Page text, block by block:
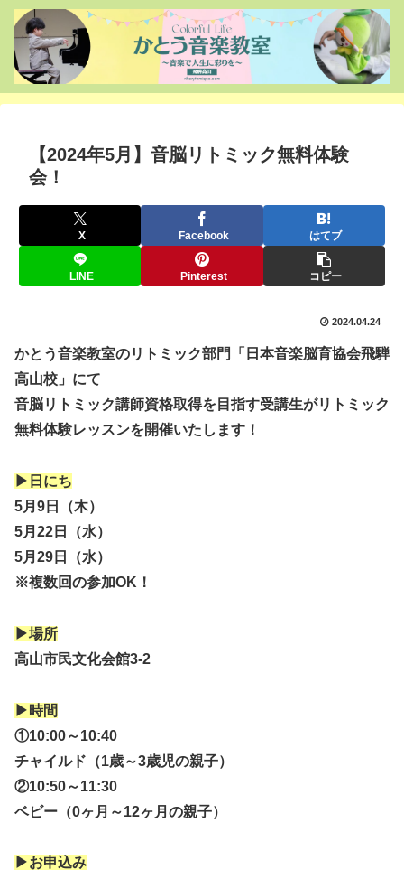
【2024年5月】音脳リトミック無料体験
会！
X Facebook はてブ
LINE Pinterest コピー
2024.04.24
かとう音楽教室のリトミック部門「日本音楽脳育協会飛騨
高山校」にて
音脳リトミック講師資格取得を目指す受講生がリトミック
無料体験レッスンを開催いたします！
▶日にち
5月9日（木）
5月22日（水）
5月29日（水）
※複数回の参加OK！
▶場所
高山市民文化会館3-2
▶時間
①10:00～10:40
チャイルド（1歳～3歳児の親子）
②10:50～11:30
ベビー（0ヶ月～12ヶ月の親子）
▶お申込み